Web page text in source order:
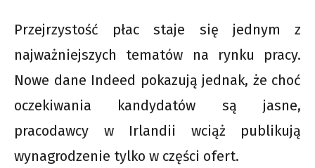
Przejrzystość płac staje się jednym z
najważniejszych tematów na rynku pracy.
Nowe dane Indeed pokazują jednak, że choć
oczekiwania kandydatów są jasne,
pracodawcy w Irlandii wciąż publikują
wynagrodzenie tylko w części ofert.